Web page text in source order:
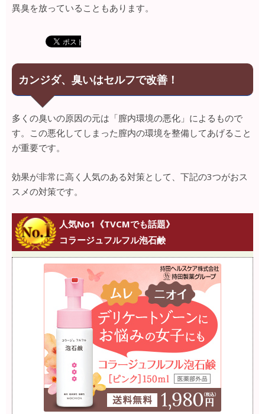
異臭を放っていることもあります。
カンジダ、臭いはセルフで改善！
多くの臭いの原因の元は「膣内環境の悪化」によるもので
す。この悪化してしまった膣内の環境を整備してあげること
が重要です。
効果が非常に高く人気のある対策として、下記の3つがおス
スメの対策です。
人気No1《TVCMでも話題》
コラージュフルフル泡石鹸